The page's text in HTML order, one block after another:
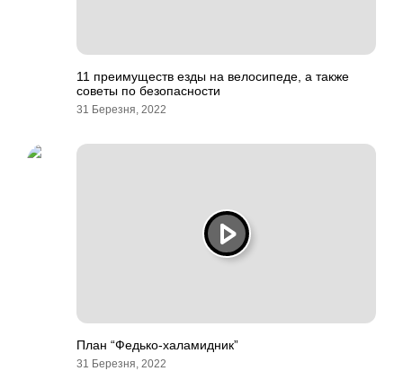
11 преимуществ езды на велосипеде, а также
советы по безопасности
31 Березня, 2022
План “Федько-халамидник”
31 Березня, 2022